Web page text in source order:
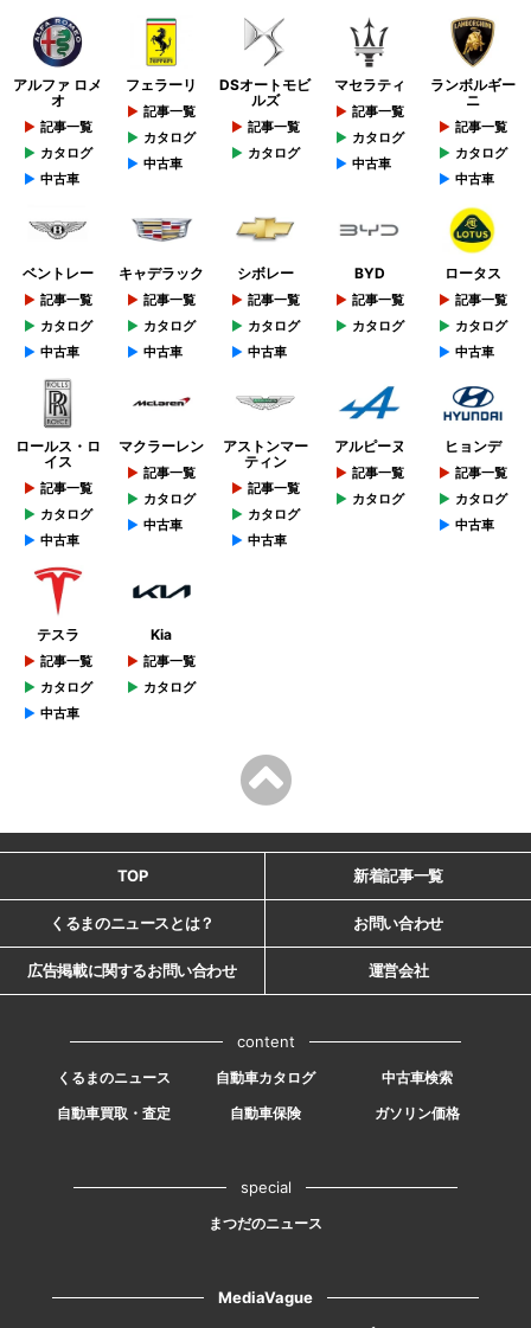
アルファ ロメ
オ
記事一覧
カタログ
中古車
フェラーリ
記事一覧
カタログ
中古車
DSオートモビ
ルズ
記事一覧
カタログ
マセラティ
記事一覧
カタログ
中古車
ランボルギー
ニ
記事一覧
カタログ
中古車
ベントレー
記事一覧
カタログ
中古車
キャデラック
記事一覧
カタログ
中古車
シボレー
記事一覧
カタログ
中古車
BYD
記事一覧
カタログ
ロータス
記事一覧
カタログ
中古車
ロールス・ロ
イス
記事一覧
カタログ
中古車
マクラーレン
記事一覧
カタログ
中古車
アストンマー
ティン
記事一覧
カタログ
中古車
アルピーヌ
記事一覧
カタログ
ヒョンデ
記事一覧
カタログ
中古車
テスラ
記事一覧
カタログ
中古車
Kia
記事一覧
カタログ
TOP 新着記事一覧
くるまのニュースとは？ お問い合わせ
広告掲載に関するお問い合わせ 運営会社
content
くるまのニュース 自動車カタログ
中古車検索
自動車買取・査定
自動車保険 ガソリン価格
special
まつだのニュース
MediaVague